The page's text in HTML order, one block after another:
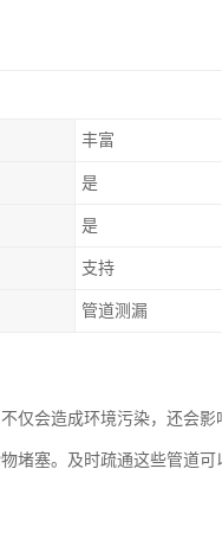
丰富
是
是
支持
管道测漏
仅会造成环境污染，还会
堵塞。及时疏通这些管道